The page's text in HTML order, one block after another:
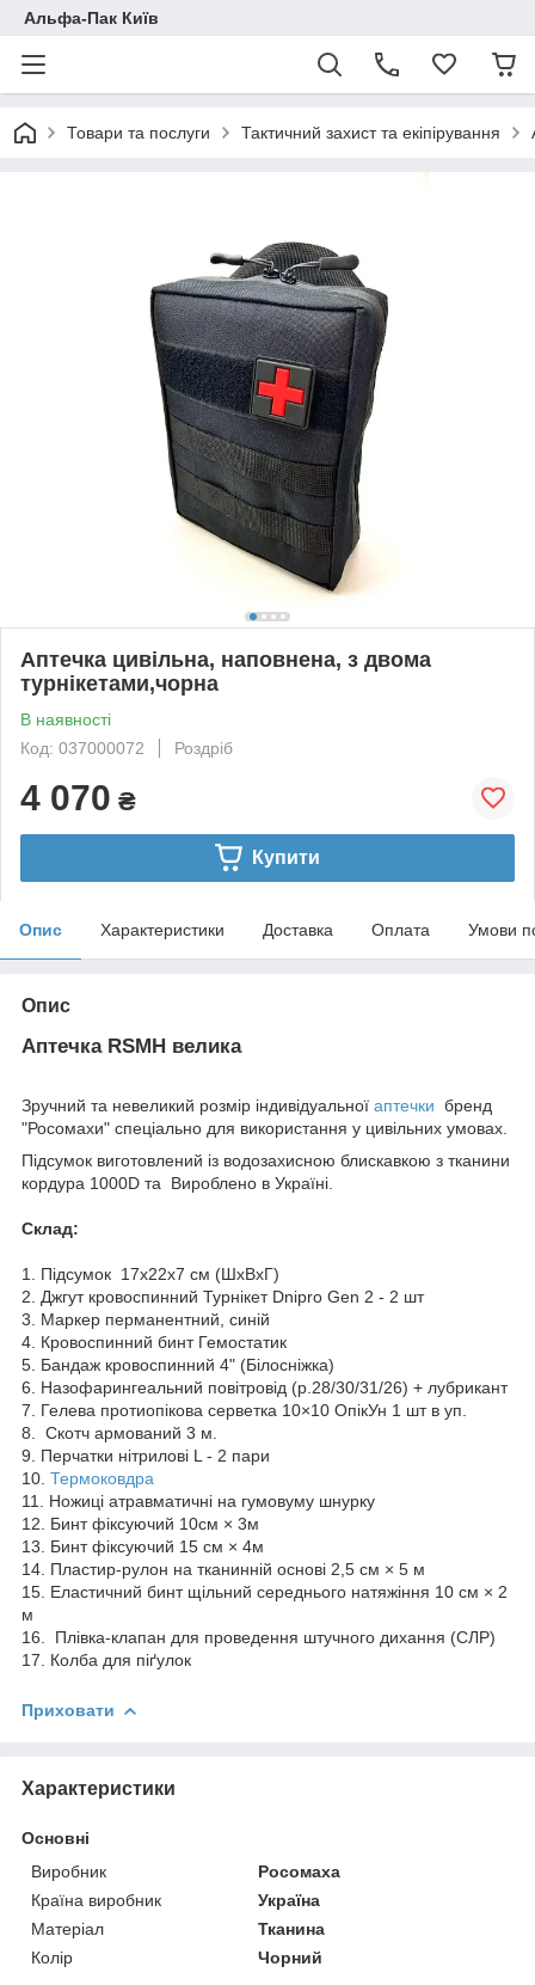
Альфа-Пак Київ
Товари та послуги Тактичний захист та екіпірування
Аптечка цивільна, наповнена, з двома
турнікетами,чорна
В наявності
Код: 037000072
Роздріб
4 070 ₴
Купити
Опис Характеристики Доставка Оплата Умови
Опис
Аптечка RSMH велика
Зручний та невеликий розмір індивідуальної аптечки бренд
"Росомахи" спеціально для використання у цивільних умовах.
Підсумок виготовлений із водозахисною блискавкою з тканини
кордура 1000D та Вироблено в Україні.
Склад:
1. Підсумок 17x22x7 см (ШхВхГ)
2. Джгут кровоспинний Турнікет Dnipro Gen 2 - 2 шт
3. Маркер перманентний, синій
4. Кровоспинний бинт Гемостатик
5. Бандаж кровоспинний 4" (Білосніжка)
6. Назофарингеальний повітровід (р.28/30/31/26) + лубрикант
7. Гелева протиопікова серветка 10×10 ОпікУн 1 шт в уп.
8. Скотч армований 3 м.
9. Перчатки нітрилові L - 2 пари
10. Термоковдра
11. Ножиці атравматичні на гумовуму шнурку
12. Бинт фіксуючий 10см × 3м
13. Бинт фіксуючий 15 см × 4м
14. Пластир-рулон на тканинній основі 2,5 см × 5 м
15. Еластичний бинт щільний середнього натяжіння 10 см × 2
м
16. Плівка-клапан для проведення штучного дихання (СЛР)
17. Колба для піґулок
Приховати
Характеристики
Основні
Виробник
Росомаха
Країна виробник
Україна
Матеріал
Тканина
Колір
Чорний